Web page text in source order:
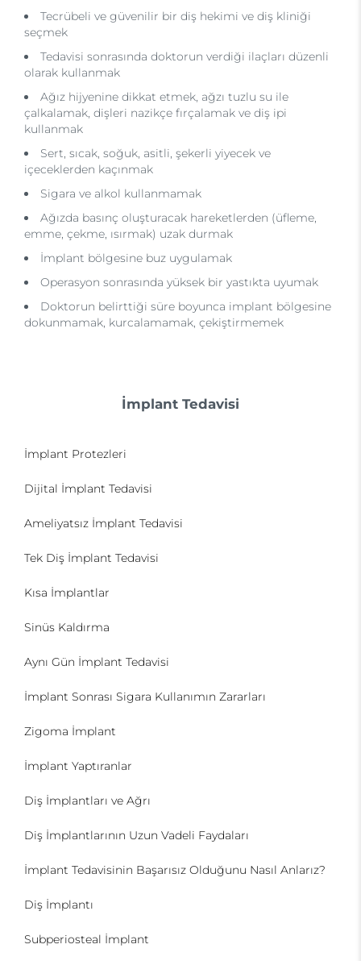
Tecrübeli ve güvenilir bir diş hekimi ve diş kliniği
seçmek
Tedavisi sonrasında doktorun verdiği ilaçları düzenli
olarak kullanmak
Ağız hijyenine dikkat etmek, ağzı tuzlu su ile
çalkalamak, dişleri nazikçe fırçalamak ve diş ipi
kullanmak
Sert, sıcak, soğuk, asitli, şekerli yiyecek ve
içeceklerden kaçınmak
Sigara ve alkol kullanmamak
Ağızda basınç oluşturacak hareketlerden (üfleme,
emme, çekme, ısırmak) uzak durmak
İmplant bölgesine buz uygulamak
Operasyon sonrasında yüksek bir yastıkta uyumak
Doktorun belirttiği süre boyunca implant bölgesine
dokunmamak, kurcalamamak, çekiştirmemek
İmplant Tedavisi
İmplant Protezleri
Dijital İmplant Tedavisi
Ameliyatsız İmplant Tedavisi
Tek Diş İmplant Tedavisi
Kısa İmplantlar
Sinüs Kaldırma
Aynı Gün İmplant Tedavisi
İmplant Sonrası Sigara Kullanımın Zararları
Zigoma İmplant
İmplant Yaptıranlar
Diş İmplantları ve Ağrı
Diş İmplantlarının Uzun Vadeli Faydaları
İmplant Tedavisinin Başarısız Olduğunu Nasıl Anlarız?
Diş İmplantı
Subperiosteal İmplant